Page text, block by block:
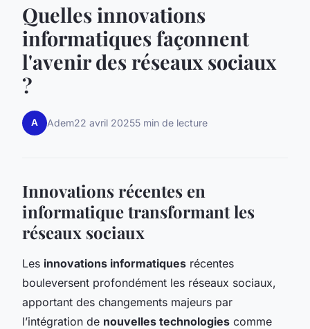
Quelles innovations
informatiques façonnent
l'avenir des réseaux sociaux
?
A Adem22 avril 20255 min de lecture
Innovations récentes en
informatique transformant les
réseaux sociaux
Les innovations informatiques récentes
bouleversent profondément les réseaux sociaux,
apportant des changements majeurs par
l’intégration de nouvelles technologies comme